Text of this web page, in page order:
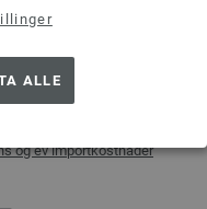
ALLE
(Aluminium) St. 3,5
GROSSA Tykkelse 3,5 mm,
og ev importkostnader